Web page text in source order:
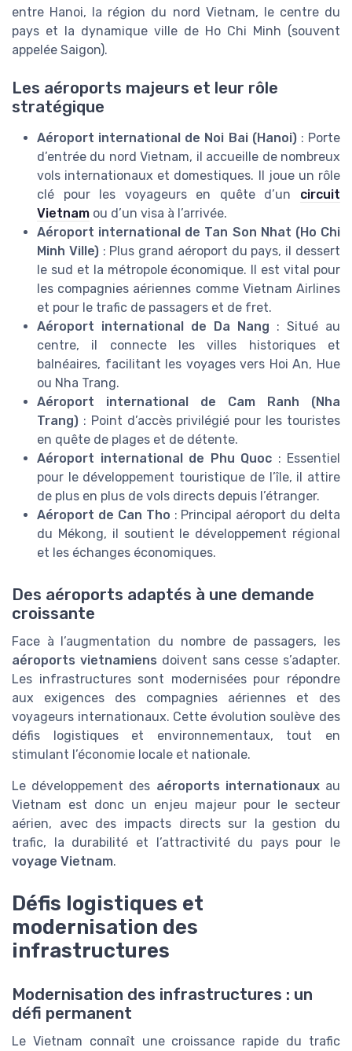
entre Hanoi, la région du nord Vietnam, le centre du
pays et la dynamique ville de Ho Chi Minh (souvent
appelée Saigon).
Les aéroports majeurs et leur rôle
stratégique
Aéroport international de Noi Bai (Hanoi): Porte
d’entrée du nord Vietnam, il accueille de nombreux
vols internationaux et domestiques. Il joue un rôle
clé pour les voyageurs en quête d’un circuit
Vietnam ou d’un visa à l’arrivée.
Aéroport international de Tan Son Nhat (Ho Chi
Minh Ville): Plus grand aéroport du pays, il dessert
le sud et la métropole économique. Il est vital pour
les compagnies aériennes comme Vietnam Airlines
et pour le trafic de passagers et de fret.
Aéroport international de Da Nang : Situé au
centre, il connecte les villes historiques et
balnéaires, facilitant les voyages vers Hoi An, Hue
ou Nha Trang.
Aéroport international de Cam Ranh (Nha
Trang) : Point d’accès privilégié pour les touristes
en quête de plages et de détente.
Aéroport international de Phu Quoc : Essentiel
pour le développement touristique de l’île, il attire
de plus en plus de vols directs depuis l’étranger.
Aéroport de Can Tho : Principal aéroport du delta
du Mékong, il soutient le développement régional
et les échanges économiques.
Des aéroports adaptés à une demande
croissante
Face à l’augmentation du nombre de passagers, les
aéroports vietnamiens doivent sans cesse s’adapter.
Les infrastructures sont modernisées pour répondre
aux exigences des compagnies aériennes et des
voyageurs internationaux. Cette évolution soulève des
défis logistiques et environnementaux, tout en
stimulant l’économie locale et nationale.
Le développement des aéroports internationauxau
Vietnam est donc un enjeu majeur pour le secteur
aérien, avec des impacts directs sur la gestion du
trafic, la durabilité et l’attractivité du pays pour le
voyage Vietnam.
Défis logistiques et
modernisation des
infrastructures
Modernisation des infrastructures : un
défi permanent
Le Vietnam connaît une croissance rapide du trafic